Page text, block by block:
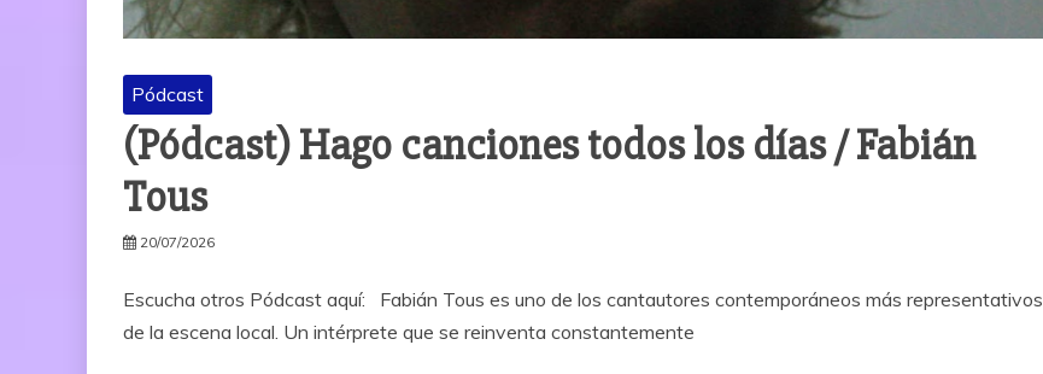
Pódcast
(Pódcast) Hago canciones todos los días / Fabián
Tous
20/07/2026
Escucha otros Pódcast aquí: Fabián Tous es uno de los cantautores contemporáneos más representativos
de la escena local. Un intérprete que se reinventa constantemente